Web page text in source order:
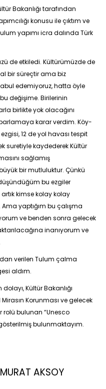
Bakanlığı tarafından
konusu ile çıktım ve
yapımı icra dalında Türk
de etkiledi. Kültürümüzde de
bir süreçtir ama biz
edemiyoruz, hatta öyle
değişime. Birilerinin
birlikte yok olacağını
karar verdim. Köy-
12 de yol havası tespit
suretiyle kaydederek Kültür
sağlamış
bir mutluluktur. Çünkü
bu ezgiler
kimse kolay kolay
yaptığım bu çalışma
ve benden sonra gelecek
inanıyorum ve
verilen Tulum çalma
aldım.
Kültür Bakanlığı
Korunması ve gelecek
rolü bulunan “Unesco
bulunmaktayım.
AKSOY